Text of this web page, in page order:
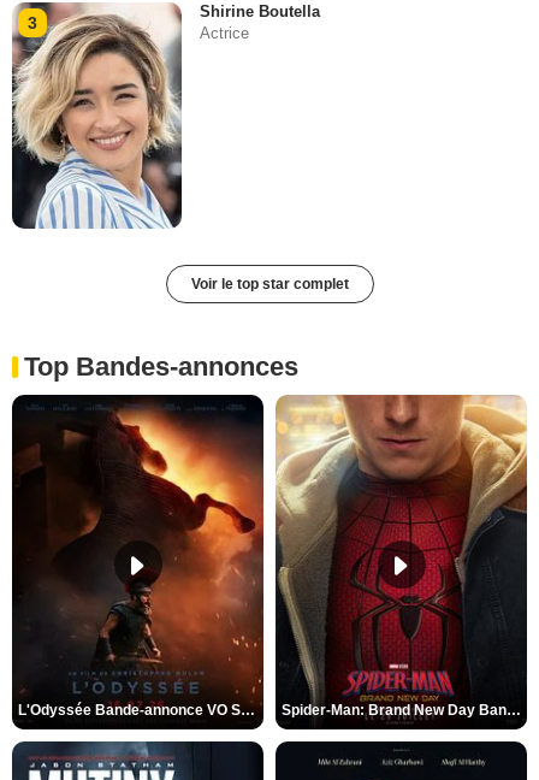
3
Shirine Boutella
Actrice
Voir le top star complet
Top Bandes-annonces
L'Odyssée Bande-annonce VO STFR Spider-Man: Brand New Day Bande-annonce VO STFR